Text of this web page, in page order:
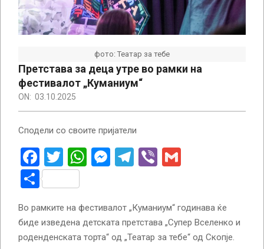
фото: Театар за тебе
Претстава за деца утре во рамки на
фестивалот „Куманиум“
ON: 03.10.2025
Сподели со своите пријатели
Facebook
Twitter
WhatsApp
Messenger
Telegram
Viber
Share
Во рамките на фестивалот „Куманиум“ годинава ќе
биде изведена детската претстава „Супер Вселенко и
роденденската торта“ од „Театар за тебе“ од Скопје.